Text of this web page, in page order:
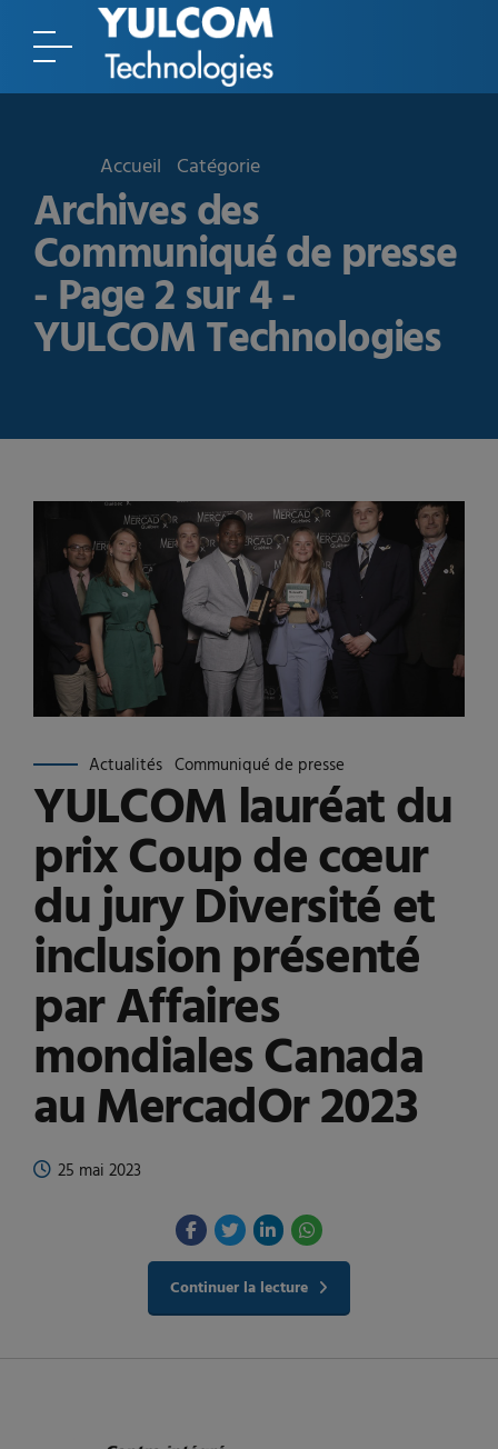
Accueil Catégorie
Archives des
Communiqué de presse
- Page 2 sur 4 -
YULCOM Technologies
Actualités Communiqué de presse
YULCOM lauréat du
prix Coup de cœur
du jury Diversité et
inclusion présenté
par Affaires
mondiales Canada
au MercadOr 2023
25 mai 2023
Continuer la lecture